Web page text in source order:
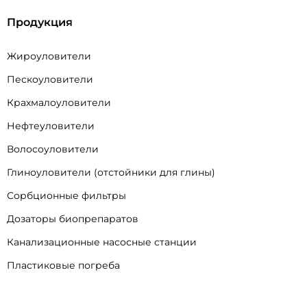
Продукция
Жироуловители
Пескоуловители
Крахмалоуловители
Нефтеуловители
Волосоуловители
Глиноуловители (отстойники для глины)
Сорбционные фильтры
Дозаторы биопрепаратов
Канализационные насосные станции
Пластиковые погреба